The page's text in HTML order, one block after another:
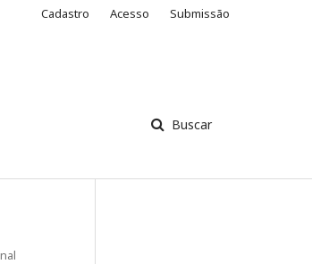
Buscar
Cadastro Acesso Submissão